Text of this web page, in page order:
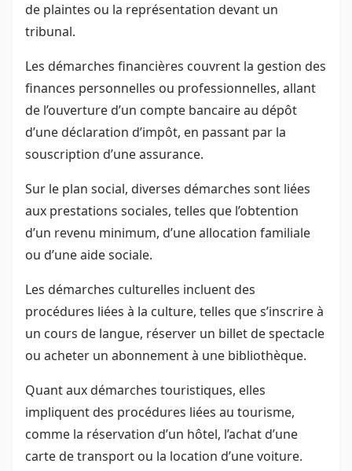
de plaintes ou la représentation devant un
tribunal.
Les démarches financières couvrent la gestion des
finances personnelles ou professionnelles, allant
de l’ouverture d’un compte bancaire au dépôt
d’une déclaration d’impôt, en passant par la
souscription d’une assurance.
Sur le plan social, diverses démarches sont liées
aux prestations sociales, telles que l’obtention
d’un revenu minimum, d’une allocation familiale
ou d’une aide sociale.
Les démarches culturelles incluent des
procédures liées à la culture, telles que s’inscrire à
un cours de langue, réserver un billet de spectacle
ou acheter un abonnement à une bibliothèque.
Quant aux démarches touristiques, elles
impliquent des procédures liées au tourisme,
comme la réservation d’un hôtel, l’achat d’une
carte de transport ou la location d’une voiture.